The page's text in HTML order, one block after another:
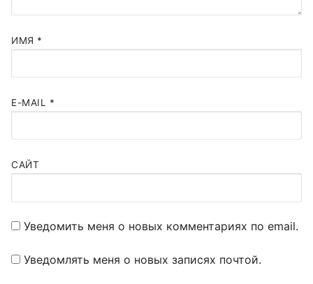
ИМЯ *
E-MAIL *
САЙТ
Уведомить меня о новых комментариях по email.
Уведомлять меня о новых записях почтой.